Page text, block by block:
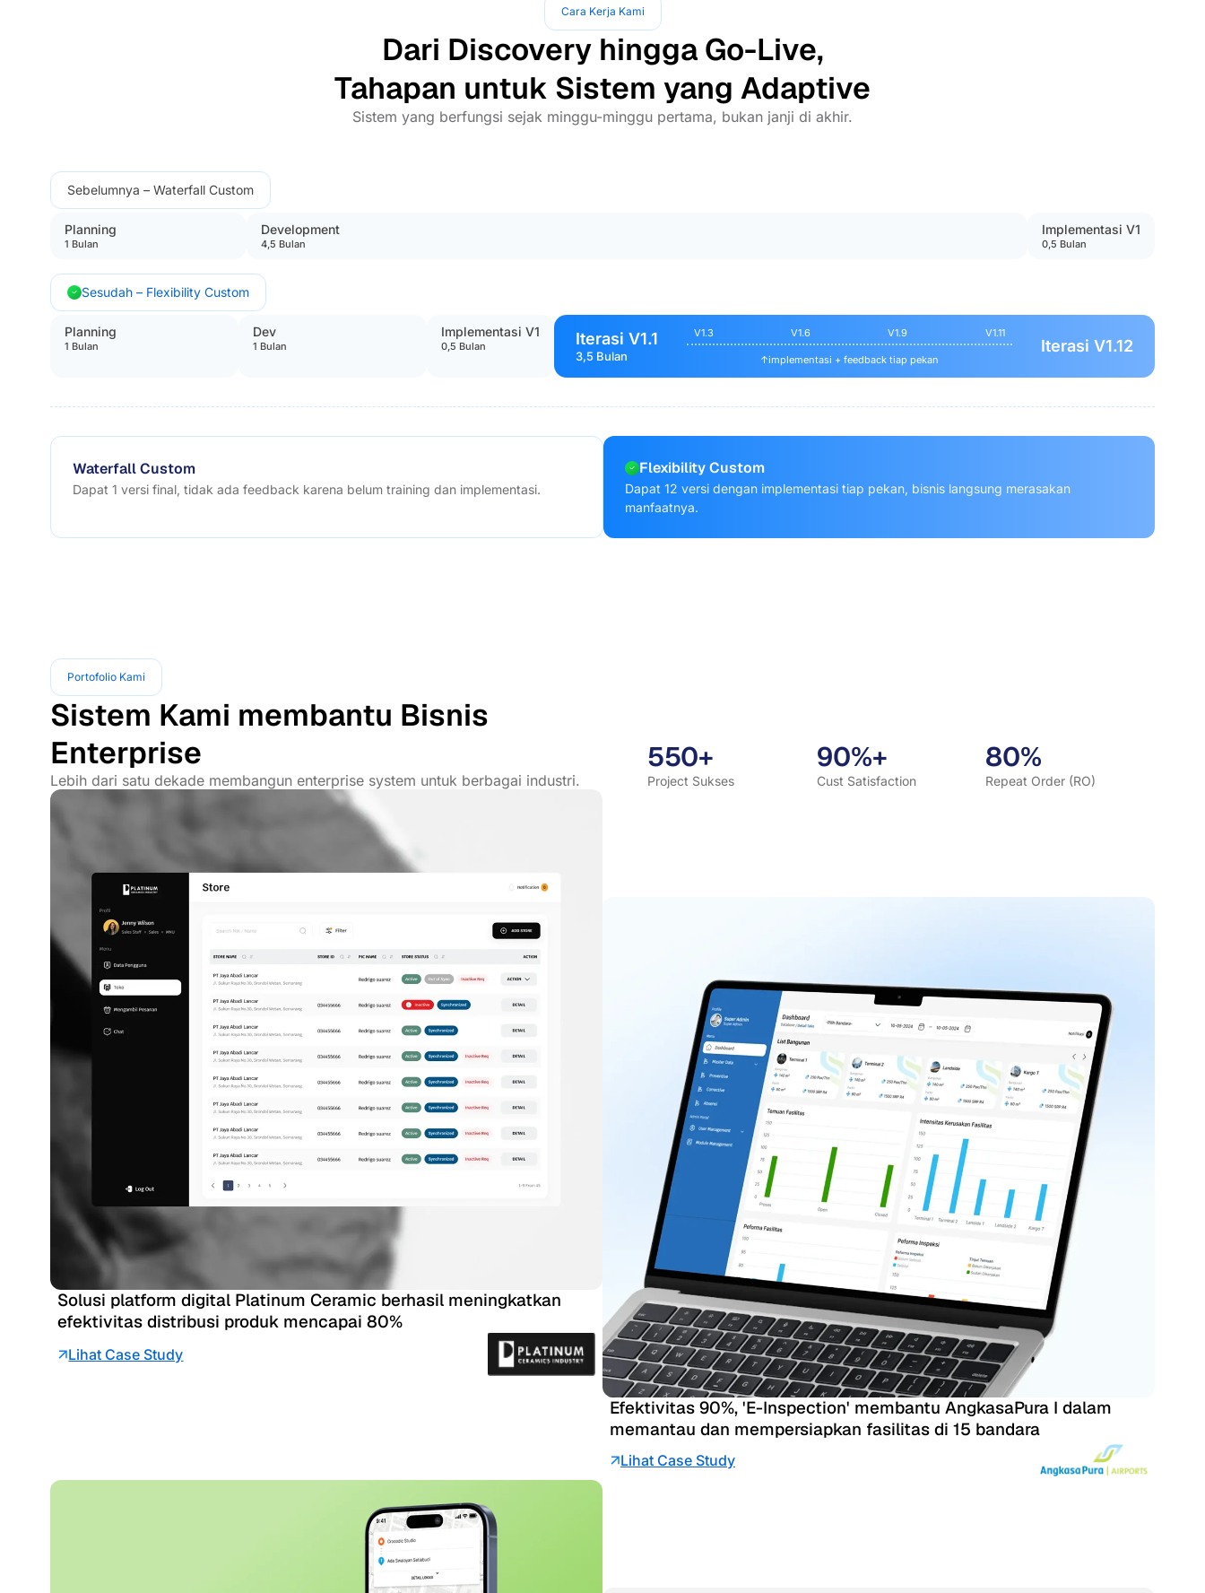
Cara Kerja Kami
Dari Discovery hingga Go-Live,
Tahapan untuk Sistem yang Adaptive
Sistem yang berfungsi sejak minggu-minggu pertama, bukan janji di akhir.
Sebelumnya – Waterfall Custom
Planning
1 Bulan
Development
4,5 Bulan
Implementasi V1
0,5 Bulan
Sesudah – Flexibility Custom
Planning
1 Bulan
Dev
1 Bulan
Implementasi V1
0,5 Bulan Iterasi V1.1
3,5 Bulan
V1.3 V1.6 V1.9 V1.11
↑implementasi + feedback tiap pekan
Iterasi V1.12
Waterfall Custom
Dapat 1 versi final, tidak ada feedback karena belum training dan implementasi.
Flexibility Custom
Dapat 12 versi dengan implementasi tiap pekan, bisnis langsung merasakan
manfaatnya.
Portofolio Kami
Sistem Kami membantu Bisnis
Enterprise
Lebih dari satu dekade membangun enterprise system untuk berbagai industri.
550+
Project Sukses
90%+
Cust Satisfaction
80%
Repeat Order (RO)
Solusi platform digital Platinum Ceramic berhasil meningkatkan
efektivitas distribusi produk mencapai 80%
Lihat Case Study
Efektivitas 90%, 'E-Inspection' membantu AngkasaPura I dalam
memantau dan mempersiapkan fasilitas di 15 bandara
Lihat Case Study